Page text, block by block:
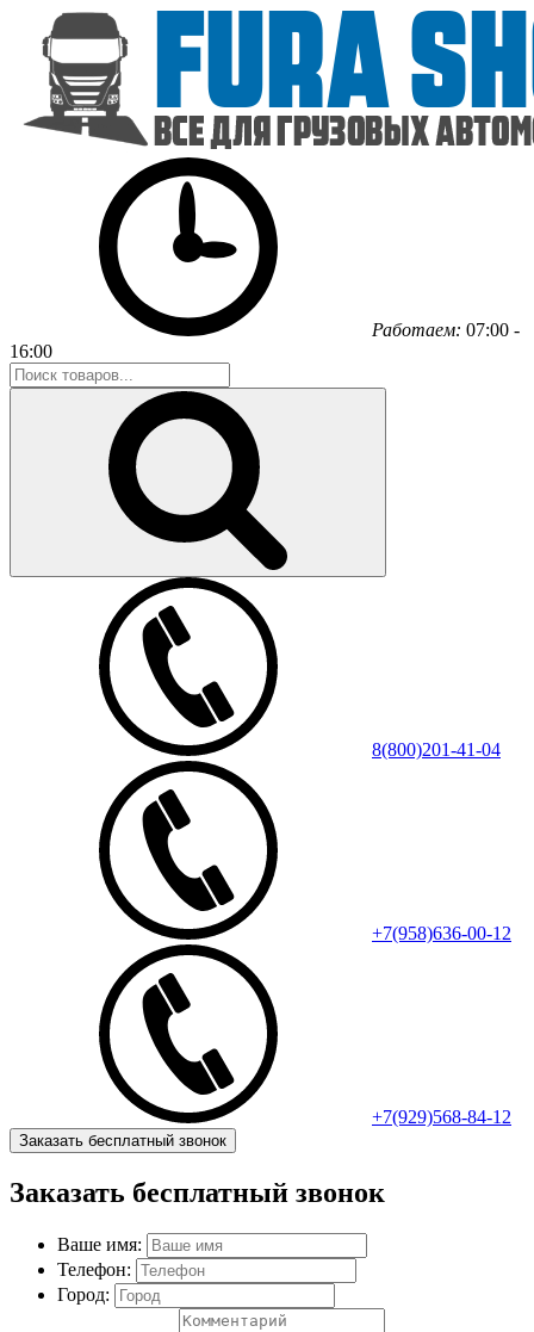
Работаем: 07:00 -
16:00
8(800)201-41-04
+7(958)636-00-12
+7(929)568-84-12
Заказать бесплатный звонок
Заказать бесплатный звонок
Ваше имя:
Телефон:
Город: